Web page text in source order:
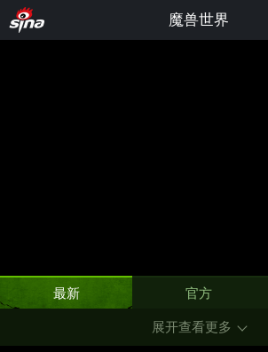
魔兽世界
最新 官方
展开查看更多